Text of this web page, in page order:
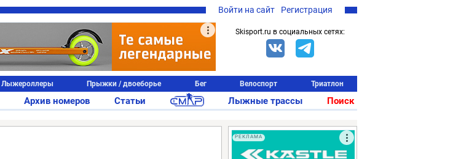
Войти на сайт Регистрация
Skisport.ru в социальных сетях:
Лыжероллеры Прыжки / двоеборье Бег Велоспорт Триатлон
Архив номеров Статьи Лыжные трассы Поиск
РЕКЛАМА